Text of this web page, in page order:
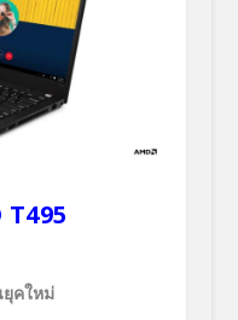
คใหม่